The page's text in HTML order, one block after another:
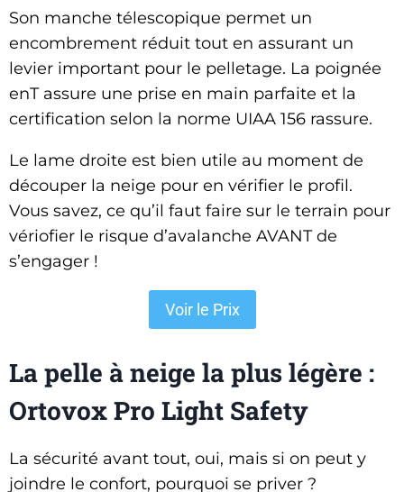
Son manche télescopique permet un
encombrement réduit tout en assurant un
levier important pour le pelletage. La poignée
enT assure une prise en main parfaite et la
certification selon la norme UIAA 156 rassure.
Le lame droite est bien utile au moment de
découper la neige pour en vérifier le profil.
Vous savez, ce qu’il faut faire sur le terrain pour
vériofier le risque d’avalanche AVANT de
s’engager !
Voir le Prix
La pelle à neige la plus légère :
Ortovox Pro Light Safety
La sécurité avant tout, oui, mais si on peut y
joindre le confort, pourquoi se priver ?